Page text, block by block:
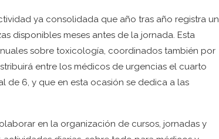
ya consolidada que año tras año registra un
disponibles meses antes de la jornada. Esta
sobre toxicología, coordinados también por
entre los médicos de urgencias el cuarto
6, y que en esta ocasión se dedica a las
en la organización de cursos, jornadas y